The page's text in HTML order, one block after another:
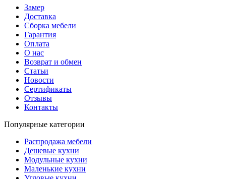
Замер
Доставка
Сборка мебели
Гарантия
Оплата
О нас
Возврат и обмен
Статьи
Новости
Сертификаты
Отзывы
Контакты
Популярные категории
Распродажа мебели
Дешевые кухни
Модульные кухни
Маленькие кухни